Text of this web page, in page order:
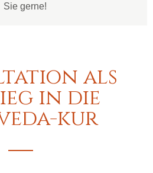
Sie gerne!
als
in die
kur